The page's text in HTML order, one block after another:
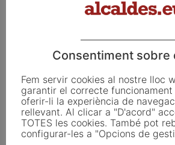
Consentiment sobre
Fem servir cookies al nostre lloc
garantir el correcte
oferir-li la experiència de
rellevant. Al clicar a "D'acord"
TOTES les cookies. També pot
configurar-les a "Opcions de